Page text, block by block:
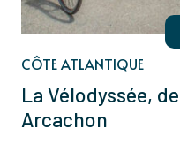
CÔTE ATLANTIQUE
La Vélodyssée,
Arcachon